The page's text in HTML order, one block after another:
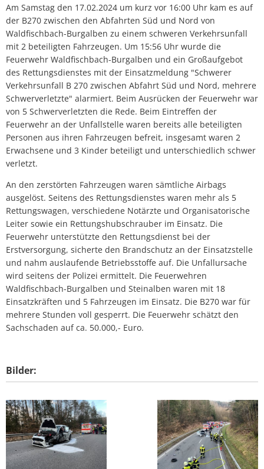
Am Samstag den 17.02.2024 um kurz vor 16:00 Uhr kam es auf
der B270 zwischen den Abfahrten Süd und Nord von
Waldfischbach-Burgalben zu einem schweren Verkehrsunfall
mit 2 beteiligten Fahrzeugen. Um 15:56 Uhr wurde die
Feuerwehr Waldfischbach-Burgalben und ein Großaufgebot
des Rettungsdienstes mit der Einsatzmeldung "Schwerer
Verkehrsunfall B 270 zwischen Abfahrt Süd und Nord, mehrere
Schwerverletzte" alarmiert. Beim Ausrücken der Feuerwehr war
von 5 Schwerverletzten die Rede. Beim Eintreffen der
Feuerwehr an der Unfallstelle waren bereits alle beteiligten
Personen aus ihren Fahrzeugen befreit, insgesamt waren 2
Erwachsene und 3 Kinder beteiligt und unterschiedlich schwer
verletzt.
An den zerstörten Fahrzeugen waren sämtliche Airbags
ausgelöst. Seitens des Rettungsdienstes waren mehr als 5
Rettungswagen, verschiedene Notärzte und Organisatorische
Leiter sowie ein Rettungshubschrauber im Einsatz. Die
Feuerwehr unterstützte den Rettungsdienst bei der
Erstversorgung, sicherte den Brandschutz an der Einsatzstelle
und nahm auslaufende Betriebsstoffe auf. Die Unfallursache
wird seitens der Polizei ermittelt. Die Feuerwehren
Waldfischbach-Burgalben und Steinalben waren mit 18
Einsatzkräften und 5 Fahrzeugen im Einsatz. Die B270 war für
mehrere Stunden voll gesperrt. Die Feuerwehr schätzt den
Sachschaden auf ca. 50.000,- Euro.
Bilder: